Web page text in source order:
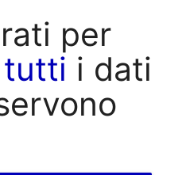
per
tutti i dati